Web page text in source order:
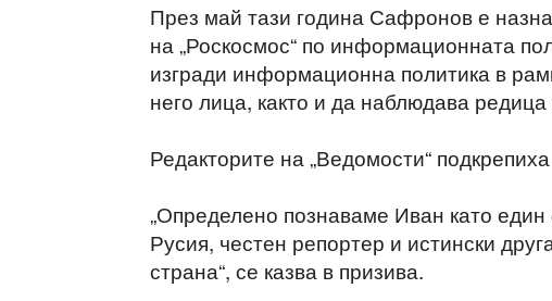
През май тази година Сафронов е
на „Роскосмос“ по информационната
изгради информационна политика в
него лица, както и да наблюдава
Редакторите на „Ведомости“
„Определено познаваме Иван като
Русия, честен репортер и истински
страна“, се казва в призива.